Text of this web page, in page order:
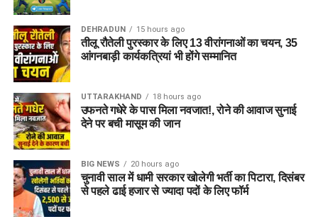
DEHRADUN 15 hours ago
तीलू रौतेली पुरस्कार के लिए 13 वीरांगनाओं का चयन, 35
आंगनबाड़ी कार्यकत्रियां भी होंगे सम्मानित
UTTARAKHAND 18 hours ago
उफनते गधेरे के पास मिला नवजात!, रोने की आवाज सुनाई
देने पर बची मासूम की जान
BIG NEWS 20 hours ago
चुनावी साल में धामी सरकार खोलेगी भर्ती का पिटारा, दिसंबर
से पहले ढाई हजार से ज्यादा पदों के लिए फॉर्म